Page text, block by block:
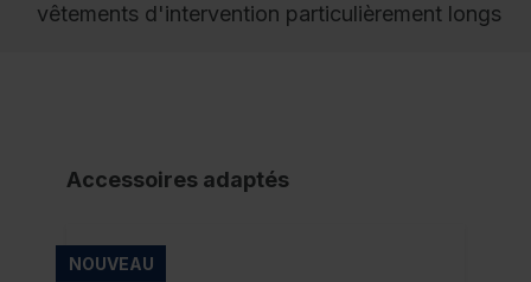
vêtements d'intervention particulièrement longs
Accessoires adaptés
NOUVEAU